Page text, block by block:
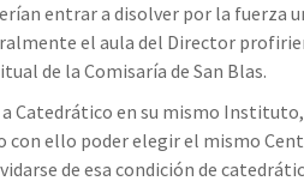
entrar a disolver por la fuerza
el aula del Director
de la Comisaría de San Blas.
a Catedrático en su mismo
ello poder elegir el mismo
de esa condición de